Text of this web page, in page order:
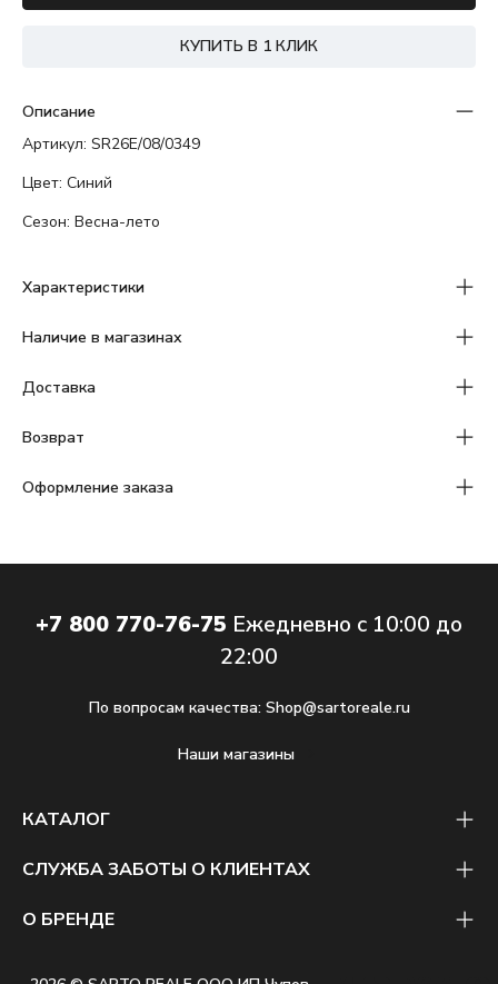
КУПИТЬ В 1 КЛИК
Описание
Артикул: SR26E/08/0349
Цвет: Синий
Сезон: Весна-лето
Характеристики
Наличие в магазинах
Доставка
Возврат
Оформление заказа
КАТАЛОГ
СЛУЖБА ЗАБОТЫ О КЛИЕНТАХ
О БРЕНДЕ
+7 800 770-76-75 Ежедневно с 10:00 до
22:00
По вопросам качества: Shop@sartoreale.ru
Наши магазины